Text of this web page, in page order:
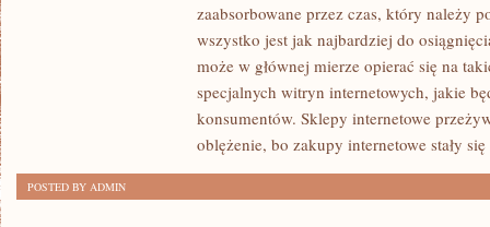
CZASU
CZASU
PRZYSŁOWIOWYM
KOŁEM
RATUNKOWYM
DLA
OSÓB
zaabsorbowane przez czas, który należy
wszystko jest jak najbardziej do
może w głównej mierze opierać się na
specjalnych witryn internetowych, jakie
konsumentów. Sklepy internetowe
oblężenie, bo zakupy internetowe stały się
POSTED BY ADMIN